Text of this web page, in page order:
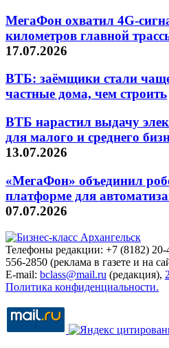
МегаФон охватил 4G-
километров главной
17.07.2026
ВТБ: заёмщики стали
частные дома, чем строить
ВТБ нарастил выдачу
для малого и среднего
13.07.2026
«МегаФон» объединил
платформе для
07.07.2026
Телефоны редакции: +7 (8182)
556-2850 (реклама в газете и на
E-mail: bclass@mail.ru (редакция),
Политика конфиденциальности.